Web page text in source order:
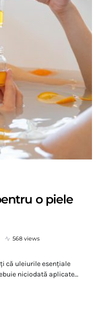
o piele
568 views
că uleiurile esențiale
niciodată aplicate…